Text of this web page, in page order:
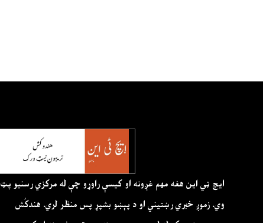
ايچ ټي اين هغه مهم غږونه او کيسې راوړو چې له مرکزي رسنيو پټ
وي. زموږ خبري رښتيني او د پېښو بشپړ پس منظر لري. هندکُش